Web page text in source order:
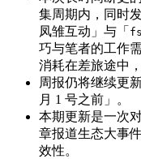
集周期内，同时
凤雏互动」与「
巧与笔者的工作
消耗在差旅途中
周报仍将继续更
月 1 号之前」。
本期更新是一次
章报道生态大事
效性。